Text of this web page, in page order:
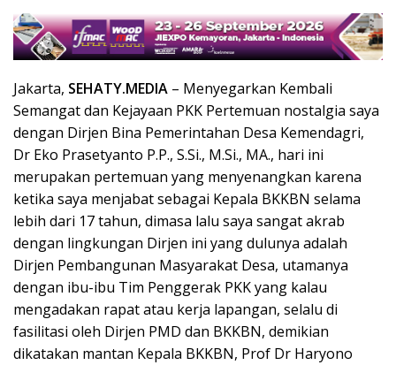
Jakarta, SEHATY.MEDIA – Menyegarkan Kembali
Semangat dan Kejayaan PKK Pertemuan nostalgia saya
dengan Dirjen Bina Pemerintahan Desa Kemendagri,
Dr Eko Prasetyanto P.P., S.Si., M.Si., MA., hari ini
merupakan pertemuan yang menyenangkan karena
ketika saya menjabat sebagai Kepala BKKBN selama
lebih dari 17 tahun, dimasa lalu saya sangat akrab
dengan lingkungan Dirjen ini yang dulunya adalah
Dirjen Pembangunan Masyarakat Desa, utamanya
dengan ibu-ibu Tim Penggerak PKK yang kalau
mengadakan rapat atau kerja lapangan, selalu di
fasilitasi oleh Dirjen PMD dan BKKBN, demikian
dikatakan mantan Kepala BKKBN, Prof Dr Haryono